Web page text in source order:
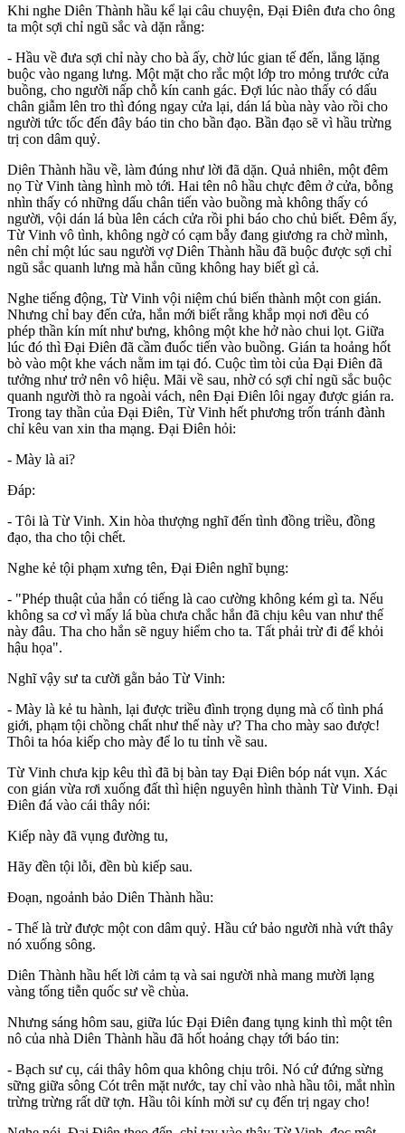
Khi nghe Diên Thành hầu kể lại câu chuyện, Đại Điên đưa cho ông
ta một sợi chỉ ngũ sắc và dặn rằng:
- Hầu về đưa sợi chỉ này cho bà ấy, chờ lúc gian tế đến, lẳng lặng
buộc vào ngang lưng. Một mặt cho rắc một lớp tro mỏng trước cửa
buồng, cho người nấp chỗ kín canh gác. Đợi lúc nào thấy có dấu
chân giẫm lên tro thì đóng ngay cửa lại, dán lá bùa này vào rồi cho
người tức tốc đến đây báo tin cho bần đạo. Bần đạo sẽ vì hầu trừng
trị con dâm quỷ.
Diên Thành hầu về, làm đúng như lời đã dặn. Quả nhiên, một đêm
nọ Từ Vinh tàng hình mò tới. Hai tên nô hầu chực đêm ở cửa, bỗng
nhìn thấy có những dấu chân tiến vào buồng mà không thấy có
người, vội dán lá bùa lên cách cửa rồi phi báo cho chủ biết. Đêm ấy,
Từ Vinh vô tình, không ngờ có cạm bẫy đang giương ra chờ mình,
nên chỉ một lúc sau người vợ Diên Thành hầu đã buộc được sợi chỉ
ngũ sắc quanh lưng mà hắn cũng không hay biết gì cả.
Nghe tiếng động, Từ Vinh vội niệm chú biến thành một con gián.
Nhưng chỉ bay đến cửa, hắn mới biết rằng khắp mọi nơi đều có
phép thần kín mít như bưng, không một khe hở nào chui lọt. Giữa
lúc đó thì Đại Điên đã cầm đuốc tiến vào buồng. Gián ta hoảng hốt
bò vào một khe vách nằm im tại đó. Cuộc tìm tòi của Đại Điên đã
tưởng như trở nên vô hiệu. Mãi về sau, nhờ có sợi chỉ ngũ sắc buộc
quanh người thò ra ngoài vách, nên Đại Điên lôi ngay được gián ra.
Trong tay thần của Đại Điên, Từ Vinh hết phương trốn tránh đành
chỉ kêu van xin tha mạng. Đại Điên hỏi:
- Mày là ai?
Đáp:
- Tôi là Từ Vinh. Xin hòa thượng nghĩ đến tình đồng triều, đồng
đạo, tha cho tội chết.
Nghe kẻ tội phạm xưng tên, Đại Điên nghĩ bụng:
- "Phép thuật của hắn có tiếng là cao cường không kém gì ta. Nếu
không sa cơ vì mấy lá bùa chưa chắc hắn đã chịu kêu van như thế
này đâu. Tha cho hắn sẽ nguy hiểm cho ta. Tất phải trừ đi để khỏi
hậu họa".
Nghĩ vậy sư ta cười gằn bảo Từ Vinh:
- Mày là kẻ tu hành, lại được triều đình trọng dụng mà cố tình phá
giới, phạm tội chồng chất như thế này ư? Tha cho mày sao được!
Thôi ta hóa kiếp cho mày để lo tu tỉnh về sau.
Từ Vinh chưa kịp kêu thì đã bị bàn tay Đại Điên bóp nát vụn. Xác
con gián vừa rơi xuống đất thì hiện nguyên hình thành Từ Vinh. Đại
Điên đá vào cái thây nói:
Kiếp này đã vụng đường tu,
Hãy đền tội lỗi, đền bù kiếp sau.
Đoạn, ngoảnh bảo Diên Thành hầu:
- Thế là trừ được một con dâm quỷ. Hầu cứ bảo người nhà vứt thây
nó xuống sông.
Diên Thành hầu hết lời cảm tạ và sai người nhà mang mười lạng
vàng tống tiễn quốc sư về chùa.
Nhưng sáng hôm sau, giữa lúc Đại Điên đang tụng kinh thì một tên
nô của nhà Diên Thành hầu đã hốt hoảng chạy tới báo tin:
- Bạch sư cụ, cái thây hôm qua không chịu trôi. Nó cứ đứng sừng
sững giữa sông Cót trên mặt nước, tay chỉ vào nhà hầu tôi, mắt nhìn
trừng trừng rất dữ tợn. Hầu tôi kính mời sư cụ đến trị ngay cho!